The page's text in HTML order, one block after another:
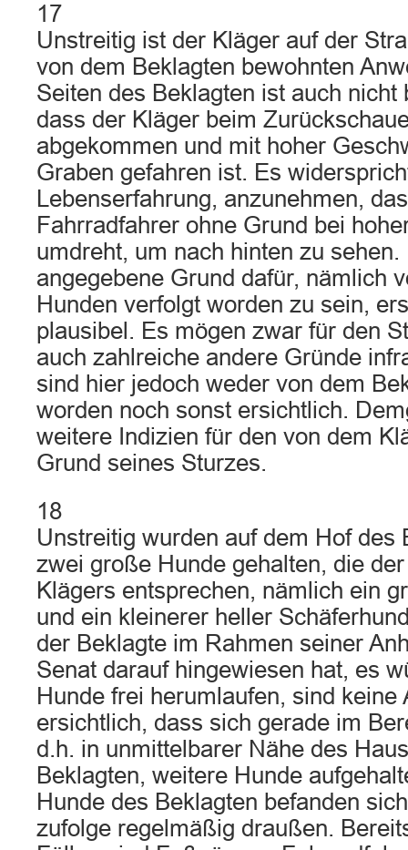
17
Unstreitig ist der Kläger auf der
von dem Beklagten bewohnten
Seiten des Beklagten ist auch nicht
dass der Kläger beim
abgekommen und mit hoher
Graben gefahren ist. Es
Lebenserfahrung, anzunehmen,
Fahrradfahrer ohne Grund bei
umdreht, um nach hinten zu
angegebene Grund dafür, nämlich
Hunden verfolgt worden zu sein,
plausibel. Es mögen zwar für den
auch zahlreiche andere Gründe
sind hier jedoch weder von dem
worden noch sonst ersichtlich.
weitere Indizien für den von dem
Grund seines Sturzes.
18
Unstreitig wurden auf dem Hof des
zwei große Hunde gehalten, die
Klägers entsprechen, nämlich ein
und ein kleinerer heller
der Beklagte im Rahmen seiner
Senat darauf hingewiesen hat, es
Hunde frei herumlaufen, sind keine
ersichtlich, dass sich gerade im
d.h. in unmittelbarer Nähe des
Beklagten, weitere Hunde
Hunde des Beklagten befanden
zufolge regelmäßig draußen.